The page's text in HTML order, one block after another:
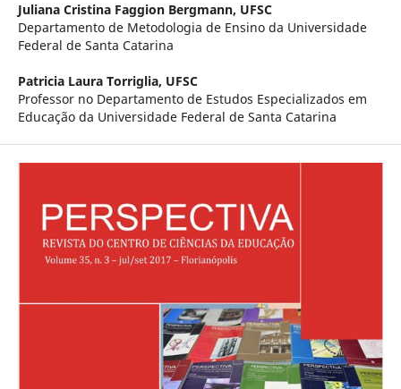
Juliana Cristina Faggion Bergmann, UFSC
Departamento de Metodologia de Ensino da Universidade
Federal de Santa Catarina
Patricia Laura Torriglia, UFSC
Professor no Departamento de Estudos Especializados em
Educação da Universidade Federal de Santa Catarina